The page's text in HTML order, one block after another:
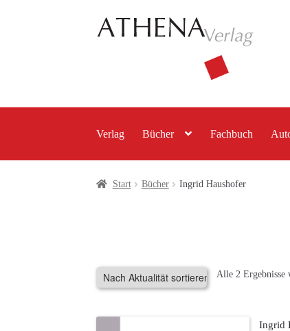
Zur
Zum
Verlag Bücher Fachbuch
Start Bücher Ingrid Haushofer
Alle 2 Ergebnisse
Ingrid